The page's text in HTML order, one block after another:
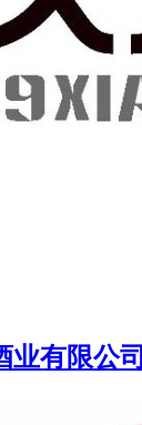
业有限公司